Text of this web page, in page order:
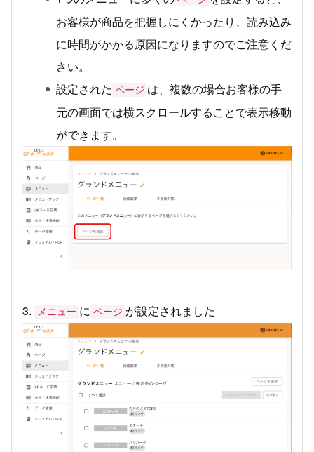
お客様が商品を把握しにくかったり、読み込み
に時間がかかる原因になりますのでご注意くだ
さい。
設定された ページ は、複数の場合お客様の手
元の画面では横スクロールすることで表示移動
ができます。
3. メニュー に ページ が設定されました